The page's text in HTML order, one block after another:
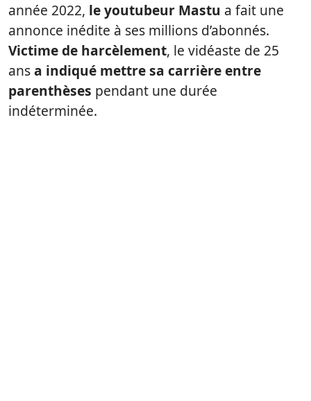
année 2022, le youtubeur Mastu a fait une
annonce inédite à ses millions d’abonnés.
Victime de harcèlement, le vidéaste de 25
ansa indiqué mettre sa carrière entre
parenthèses pendant une durée
indéterminée.